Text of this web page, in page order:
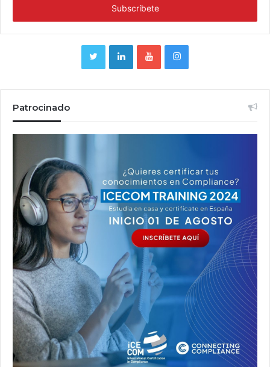
Patrocinado